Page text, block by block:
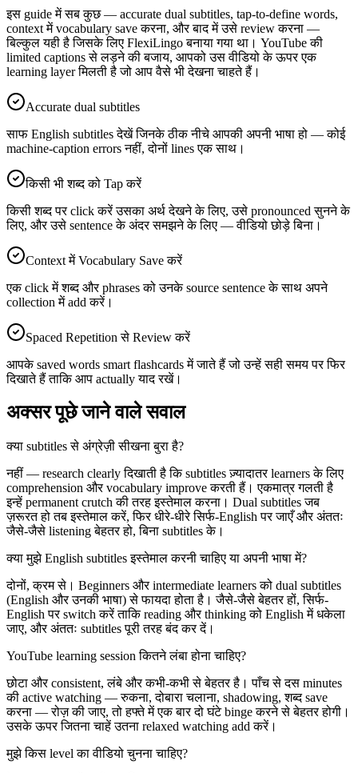
इस guide में सब कुछ — accurate dual subtitles, tap-to-define words,
context में vocabulary save करना, और बाद में उसे review करना —
बिल्कुल यही है जिसके लिए FlexiLingo बनाया गया था। YouTube की
limited captions से लड़ने की बजाय, आपको उस वीडियो के ऊपर एक
learning layer मिलती है जो आप वैसे भी देखना चाहते हैं।
Accurate dual subtitles
साफ English subtitles देखें जिनके ठीक नीचे आपकी अपनी भाषा हो — कोई
machine-caption errors नहीं, दोनों lines एक साथ।
किसी भी शब्द को Tap करें
किसी शब्द पर click करें उसका अर्थ देखने के लिए, उसे pronounced सुनने के
लिए, और उसे sentence के अंदर समझने के लिए — वीडियो छोड़े बिना।
Context में Vocabulary Save करें
एक click में शब्द और phrases को उनके source sentence के साथ अपने
collection में add करें।
Spaced Repetition से Review करें
आपके saved words smart flashcards में जाते हैं जो उन्हें सही समय पर फिर
दिखाते हैं ताकि आप actually याद रखें।
अक्सर पूछे जाने वाले सवाल
क्या subtitles से अंग्रेज़ी सीखना बुरा है?
नहीं — research clearly दिखाती है कि subtitles ज़्यादातर learners के लिए
comprehension और vocabulary improve करती हैं। एकमात्र गलती है
इन्हें permanent crutch की तरह इस्तेमाल करना। Dual subtitles जब
ज़रूरत हो तब इस्तेमाल करें, फिर धीरे-धीरे सिर्फ-English पर जाएँ और अंततः
जैसे-जैसे listening बेहतर हो, बिना subtitles के।
क्या मुझे English subtitles इस्तेमाल करनी चाहिए या अपनी भाषा में?
दोनों, क्रम से। Beginners और intermediate learners को dual subtitles
(English और उनकी भाषा) से फायदा होता है। जैसे-जैसे बेहतर हों, सिर्फ-
English पर switch करें ताकि reading और thinking को English में धकेला
जाए, और अंततः subtitles पूरी तरह बंद कर दें।
YouTube learning session कितने लंबा होना चाहिए?
छोटा और consistent, लंबे और कभी-कभी से बेहतर है। पाँच से दस minutes
की active watching — रुकना, दोबारा चलाना, shadowing, शब्द save
करना — रोज़ की जाए, तो हफ्ते में एक बार दो घंटे binge करने से बेहतर होगी।
उसके ऊपर जितना चाहें उतना relaxed watching add करें।
मुझे किस level का वीडियो चुनना चाहिए?